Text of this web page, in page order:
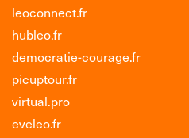
leoconnect.fr
hubleo.fr
democratie-courage.fr
picuptour.fr
virtual.pro
eveleo.fr